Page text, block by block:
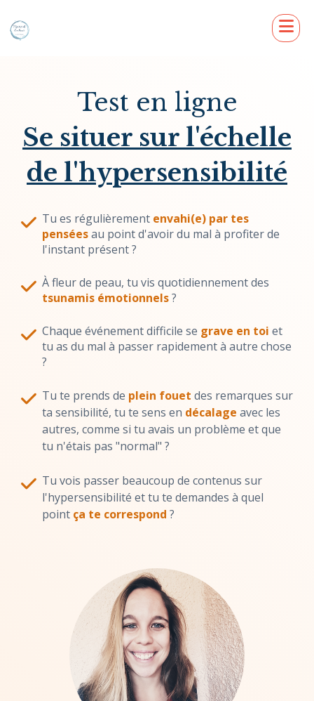
Test en ligne
Se situer sur l'échelle
de l'hypersensibilité
Tu es régulièrement envahi(e) par tes
penséesau point d'avoir du mal à profiter de
l'instant présent ?
À fleur de peau, tu vis quotidiennement des
tsunamis émotionnels?
Chaque événement difficile se grave en toi et
tu as du mal à passer rapidement à autre chose
?
Tu te prends de plein fouet des remarques sur
ta sensibilité, tu te sens en décalage avec les
autres, comme si tu avais un problème et que
tu n'étais pas "normal" ?
Tu vois passer beaucoup de contenus sur
l'hypersensibilité et tu te demandes à quel
point ça te correspond ?